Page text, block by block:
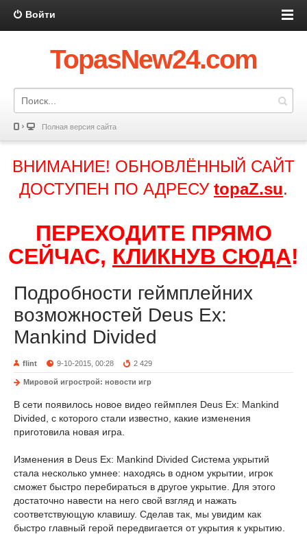
Войти
TopasNew24.com
Полная версия сайта
ВНИМАНИЕ! ОБНОВЛЁННЫЙ САЙТ
ДОСТУПЕН ПО АДРЕСУ topaZ.su.
ПЕРЕХОДИТЕ ПРЯМО
СЕЙЧАС, КЛИКНУВ СЮДА!
Подробности геймплейних
возможностей Deus Ex:
Mankind Divided
flint 9-10-2015, 00:28 2 429
Мировой игрострой: новости игр
В сети появилось новое видео геймплея Deus Ex: Mankind
Divided, с которого стали известно, какие изменения
приготовила новая игра.
Изменения в Deus Ex: Mankind Divided Система укрытий
стала несколько умнее: находясь в одном укрытии, игрок
сможет быстро перебираться в другое укрытие. Для этого
достаточно навести на него свой взгляд и нажать
соответствующую клавишу. Сделав так, мы увидим как
быстро главный герой передвигается от укрытия к укрытию.